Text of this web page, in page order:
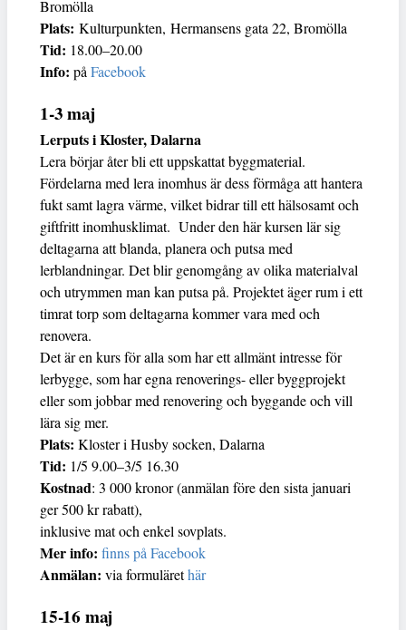
Bromölla
Plats: Kulturpunkten, Hermansens gata 22, Bromölla
Tid: 18.00–20.00
Info: på Facebook
1-3 maj
Lerputs i Kloster, Dalarna
Lera börjar åter bli ett uppskattat byggmaterial.
Fördelarna med lera inomhus är dess förmåga att hantera
fukt samt lagra värme, vilket bidrar till ett hälsosamt och
giftfritt inomhusklimat. Under den här kursen lär sig
deltagarna att blanda, planera och putsa med
lerblandningar. Det blir genomgång av olika materialval
och utrymmen man kan putsa på. Projektet äger rum i ett
timrat torp som deltagarna kommer vara med och
renovera.
Det är en kurs för alla som har ett allmänt intresse för
lerbygge, som har egna renoverings- eller byggprojekt
eller som jobbar med renovering och byggande och vill
lära sig mer.
Plats: Kloster i Husby socken, Dalarna
Tid: 1/5 9.00–3/5 16.30
Kostnad: 3 000 kronor (anmälan före den sista januari
ger 500 kr rabatt),
inklusive mat och enkel sovplats.
Mer info: finns på Facebook
Anmälan: via formulärethär
15-16 maj